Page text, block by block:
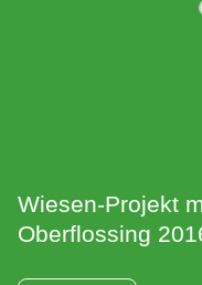
Wiesen-Projekt
Oberflossing